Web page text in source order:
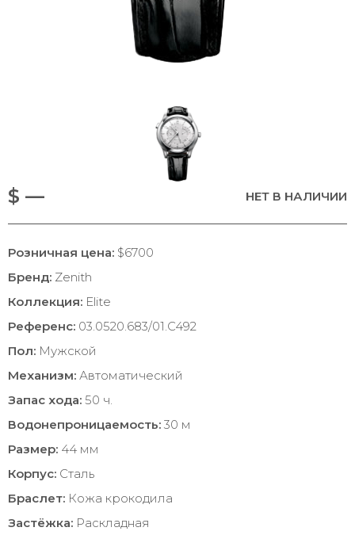
$ — НЕТ В НАЛИЧИИ
Розничная цена: $6700
Бренд: Zenith
Коллекция: Elite
Референс: 03.0520.683/01.C492
Пол: Мужской
Механизм: Автоматический
Запас хода: 50 ч.
Водонепроницаемость: 30 м
Размер: 44 мм
Корпус: Сталь
Браслет: Кожа крокодила
Застёжка: Раскладная